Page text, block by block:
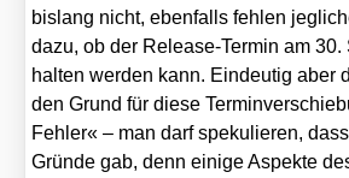
bis­lang nicht, eben­falls feh­len
dazu, ob der Release-Ter­min am
hal­ten wer­den kann. Ein­deu­tig aber
den Grund für die­se
Feh­ler« – man darf spe­ku­lie­ren,
Grün­de gab, denn eini­ge Aspek­te